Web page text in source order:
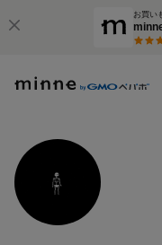
お買い